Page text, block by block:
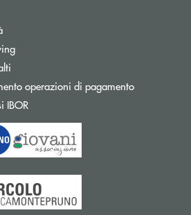
operazioni di pagamento
IBORApre una nuova finestra